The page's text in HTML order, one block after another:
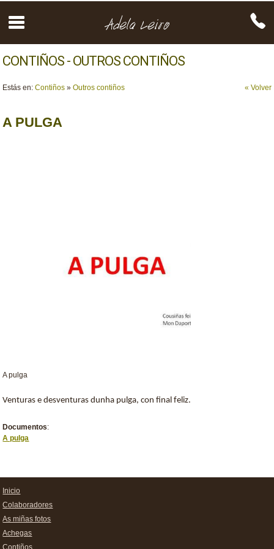
CONTIÑOS - OUTROS CONTIÑOS
« Volver
Estás en:Contiños »Outros contiños
A PULGA
A pulga
Venturas e desventuras dunha pulga, con final feliz.
Documentos:
A pulga
Inicio
Colaboradores
As miñas fotos
Achegas
Contiños